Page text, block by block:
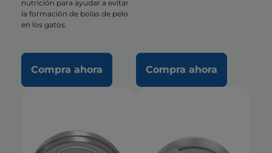
nutrición para ayudar a evitar
la formación de bolas de pelo
en los gatos.
Compra ahora Compra ahora